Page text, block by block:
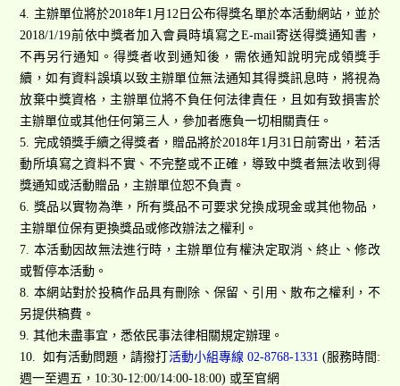
4. 主辦單位將於2018年1月12日公布得獎名單於本活動網站，並於
2018/1/19前依中獎者加入會員時填寫之E-mail寄送得獎通知書，
不再另行通知。得獎者收到通知後，需依通知說明完成領獎手
續，如有資料誤填以致主辦單位無法通知其得獎訊息時，將視為
放棄中獎資格，主辦單位將不負任何法律責任，且如有致損害於
主辦單位或其他任何第三人，參加者應負一切相關責任。
5. 完成領獎手續之得獎者，贈品將於2018年1月31日前寄出，若活
動所填寫之資料不實、不完整或不正確，導致中獎者無法收到得
獎通知或活動贈品，主辦單位恕不負責。
6. 獎品以實物為準，所有獎品不可要求兌換成現金或其他物品，
主辦單位保有更換獎品或修改辦法之權利。
7. 本活動因故無法進行時，主辦單位有權決定取消、終止、修改
或暫停本活動。
8. 本網站對於投稿作品具有刪除、保留、引用、散布之權利，不
另提供稿費。
9. 其他未盡事宜，悉依民事法律相關規定辦理。
10. 如有活動問題，請撥打活動小組專線 02-8768-1331 (服務時間:
週一至週五，10:30-12:00/14:00-18:00) 或至官網